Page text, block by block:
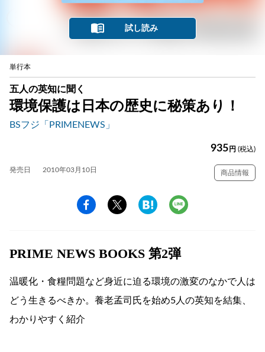
試し読み
単行本
五人の英知に聞く
環境保護は日本の歴史に秘策あり！
BSフジ「PRIMENEWS」
935 円 (税込)
発売日 2010年03月10日 商品情報
PRIME NEWS BOOKS 第2弾
温暖化・食糧問題など身近に迫る環境の激変のなかで人は
どう生きるべきか。養老孟司氏を始め5人の英知を結集、
わかりやすく紹介